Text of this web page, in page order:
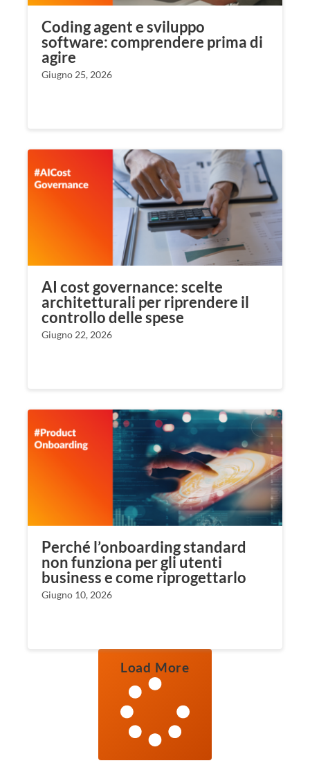
Coding agent e sviluppo
software: comprendere prima di
agire
Giugno 25, 2026
AI cost governance: scelte
architetturali per riprendere il
controllo delle spese
Giugno 22, 2026
Perché l’onboarding standard
non funziona per gli utenti
business e come riprogettarlo
Giugno 10, 2026
Load More